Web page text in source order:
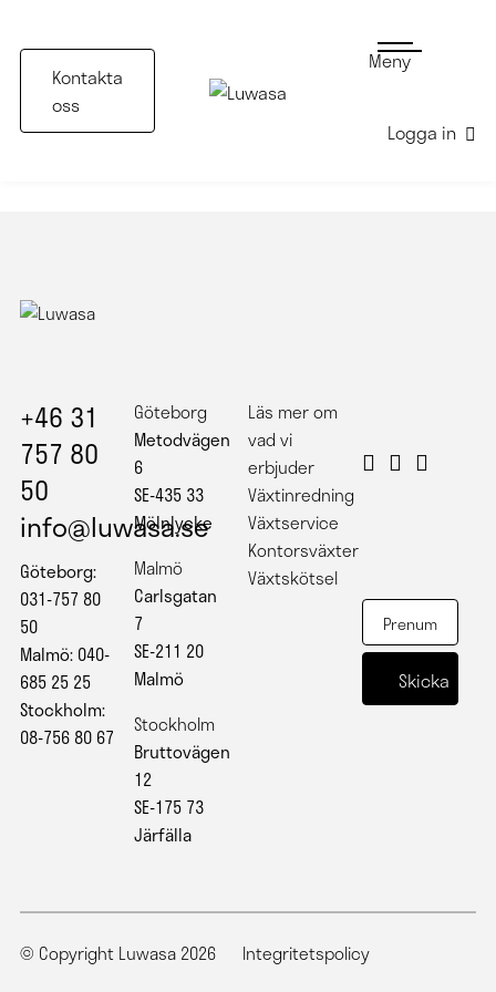
Kontakta
oss
Meny
Logga in
Kafé magasinet på tredje långgatan i Göteborg
+46 31
757 80
50
info@luwasa.se
Göteborg:
031-757 80
50
Malmö: 040-
685 25 25
Stockholm:
08-756 80 67
Göteborg
Metodvägen
6
SE-435 33
Mölnlycke
Malmö
Carlsgatan
7
SE-211 20
Malmö
Stockholm
Bruttovägen
12
SE-175 73
Järfälla
Läs mer om
vad vi
erbjuder
Växtinredning
Växtservice
Kontorsväxter
Växtskötsel
© Copyright Luwasa 2026 Integritetspolicy